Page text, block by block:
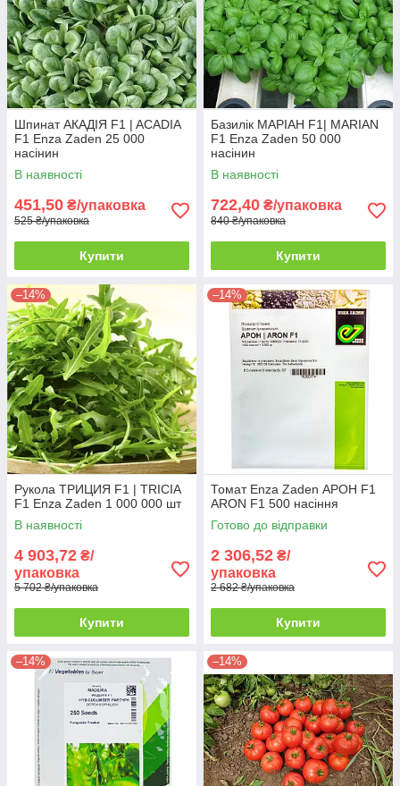
Шпинат АКАДІЯ F1 | ACADIA
F1 Enza Zaden 25 000
насінин
В наявності
451,50 ₴/упаковка
525 ₴/упаковка
Купити
Базилік МАРІАН F1| MARIAN
F1 Enza Zaden 50 000
насінин
В наявності
722,40 ₴/упаковка
840 ₴/упаковка
Купити
–14%
Рукола ТРИЦИЯ F1 | TRICIA
F1 Enza Zaden 1 000 000 шт
В наявності
4 903,72 ₴/
упаковка
5 702 ₴/упаковка
Купити
–14%
Томат Enza Zaden АРОН F1
ARON F1 500 насіння
Готово до відправки
2 306,52 ₴/
упаковка
2 682 ₴/упаковка
Купити
–14% –14%